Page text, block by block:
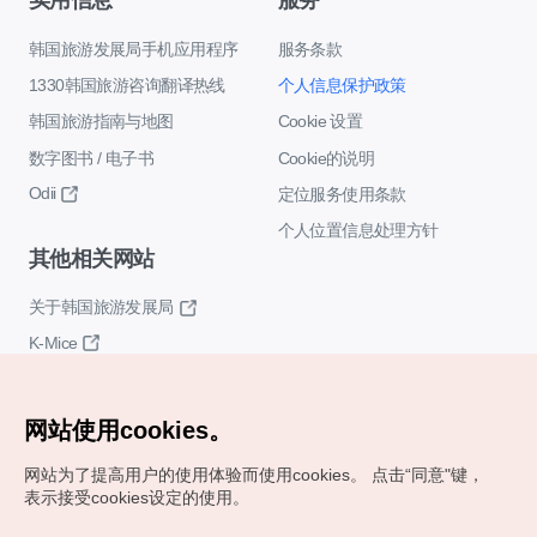
韩国旅游发展局手机应用程序
1330韩国旅游咨询翻译热线
韩国旅游指南与地图
数字图书 / 电子书
Odii
服务条款
个人信息保护政策
Cookie 设置
Cookie的说明
定位服务使用条款
个人位置信息处理方针
其他相关网站
关于韩国旅游发展局
K-Mice
网站使用cookies。
网站为了提高用户的使用体验而使用cookies。
点击“同意"键，
表示接受cookies设定的使用。